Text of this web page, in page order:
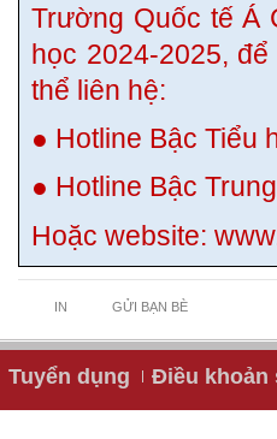
Trường Quốc tế Á
học 2024-2025,
thể liên hệ:
● Hotline Bậc Tiểu
● Hotline Bậc
Hoặc website:
IN GỬI BẠN BÈ
Tuyển dụng Điều khoản